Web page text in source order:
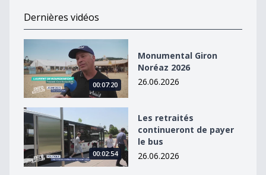
Dernières vidéos
Monumental Giron Noréaz 2026
00:07:20
Monumental Giron
Noréaz 2026
26.06.2026
Les retraités continueront de payer le bus
00:02:54
Les retraités
continueront de payer
le bus
26.06.2026